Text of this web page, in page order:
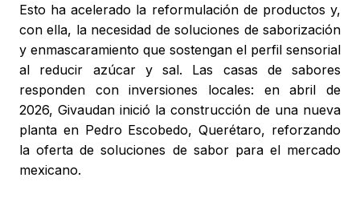
Esto ha acelerado la reformulación de productos y,
con ella, la necesidad de soluciones de saborización
y enmascaramiento que sostengan el perfil sensorial
al reducir azúcar y sal. Las casas de sabores
responden con inversiones locales: en abril de
2026, Givaudan inició la construcción de una nueva
planta en Pedro Escobedo, Querétaro, reforzando
la oferta de soluciones de sabor para el mercado
mexicano.